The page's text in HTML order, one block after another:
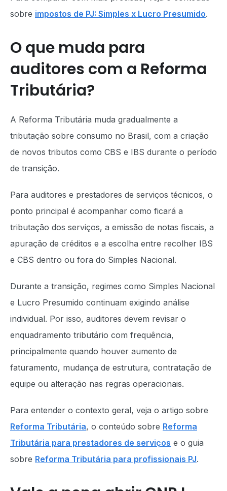
sobre impostos de PJ: Simples x Lucro Presumido.
O que muda para
auditores com a Reforma
Tributária?
A Reforma Tributária muda gradualmente a
tributação sobre consumo no Brasil, com a criação
de novos tributos como CBS e IBS durante o período
de transição.
Para auditores e prestadores de serviços técnicos, o
ponto principal é acompanhar como ficará a
tributação dos serviços, a emissão de notas fiscais, a
apuração de créditos e a escolha entre recolher IBS
e CBS dentro ou fora do Simples Nacional.
Durante a transição, regimes como Simples Nacional
e Lucro Presumido continuam exigindo análise
individual. Por isso, auditores devem revisar o
enquadramento tributário com frequência,
principalmente quando houver aumento de
faturamento, mudança de estrutura, contratação de
equipe ou alteração nas regras operacionais.
Para entender o contexto geral, veja o artigo sobre
Reforma Tributária, o conteúdo sobre Reforma
Tributária para prestadores de serviços e o guia
sobre Reforma Tributária para profissionais PJ.